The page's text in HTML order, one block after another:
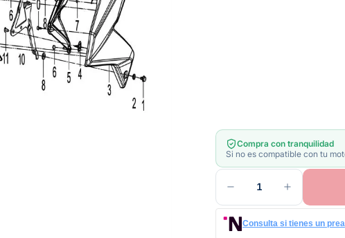
Compra con tranquilidad
Si no es compatible con tu
1
Consulta si tienes un